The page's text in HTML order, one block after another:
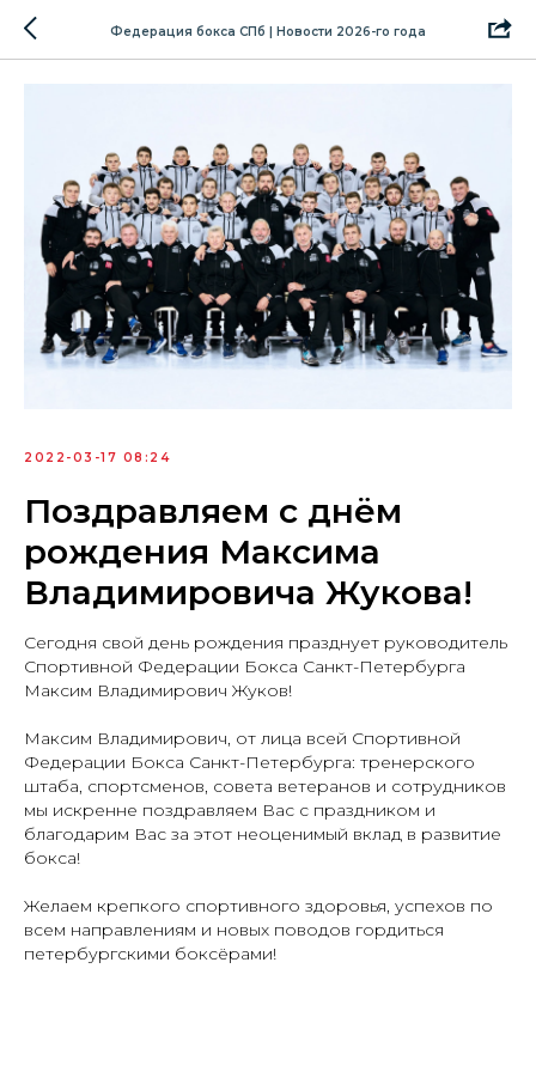
Федерация бокса СПб | Новости 2026-го года
2022-03-17 08:24
Поздравляем с днём
рождения Максима
Владимировича Жукова!
Сегодня свой день рождения празднует руководитель
Спортивной Федерации Бокса Санкт-Петербурга
Максим Владимирович Жуков!
Максим Владимирович, от лица всей Спортивной
Федерации Бокса Санкт-Петербурга: тренерского
штаба, спортсменов, совета ветеранов и сотрудников
мы искренне поздравляем Вас с праздником и
благодарим Вас за этот неоценимый вклад в развитие
бокса!
Желаем крепкого спортивного здоровья, успехов по
всем направлениям и новых поводов гордиться
петербургскими боксёрами!